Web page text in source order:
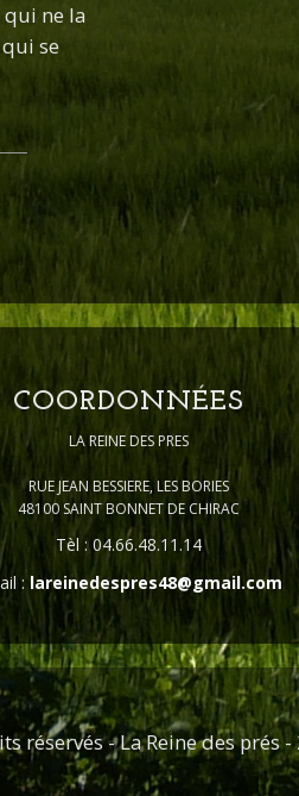
qui ne la
qui se
COORDONNÉES
LA REINE DES PRES
RUE JEAN BESSIERE, LES BORIES
48100 SAINT BONNET DE CHIRAC
Tèl : 04.66.48.11.14
: lareinedespres48@gmail.com
réservés - La Reine des prés -